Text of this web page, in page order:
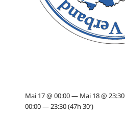
Mai 17 @ 00:00 — Mai 18 @ 23:30
00:00 — 23:30(47h 30′)